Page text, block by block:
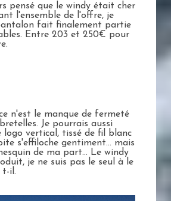
pensé que le windy était cher
l'ensemble de l'offre, je
fait finalement partie
Entre 203 et 250€ pour
n'est le manque de fermeté
Je pourrais aussi
logo vertical, tissé de fil blanc
s'effiloche gentiment... mais
de ma part... Le windy
je ne suis pas le seul à le
t-il.